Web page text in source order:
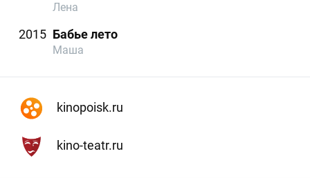
Лена
2015 Бабье лето
Маша
kinopoisk.ru
kino-teatr.ru